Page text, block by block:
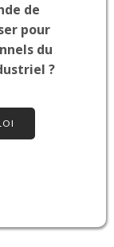
de
pour
du
?